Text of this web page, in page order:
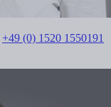
+49 (0) 1520 1550191